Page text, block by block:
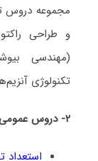
مجموعه
و طراحی
(مهندسی
تکنولوژی
۲- دروس عمومی:
استعداد